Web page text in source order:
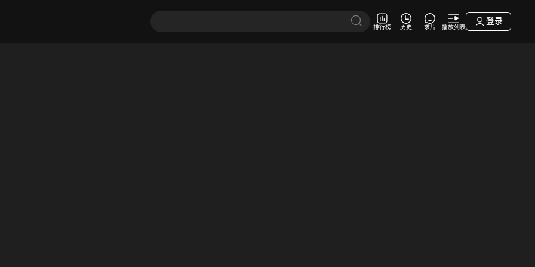
排行榜 历史 求片 播放列表
登录